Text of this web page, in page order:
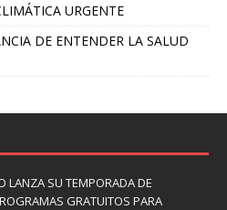
URGENTE
DE ENTENDER LA SALUD
LANZA SU TEMPORADA DE
GRATUITOS PARA